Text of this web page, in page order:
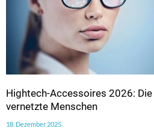
Hightech-Accessoires 2026:
vernetzte Menschen
18. Dezember 2025